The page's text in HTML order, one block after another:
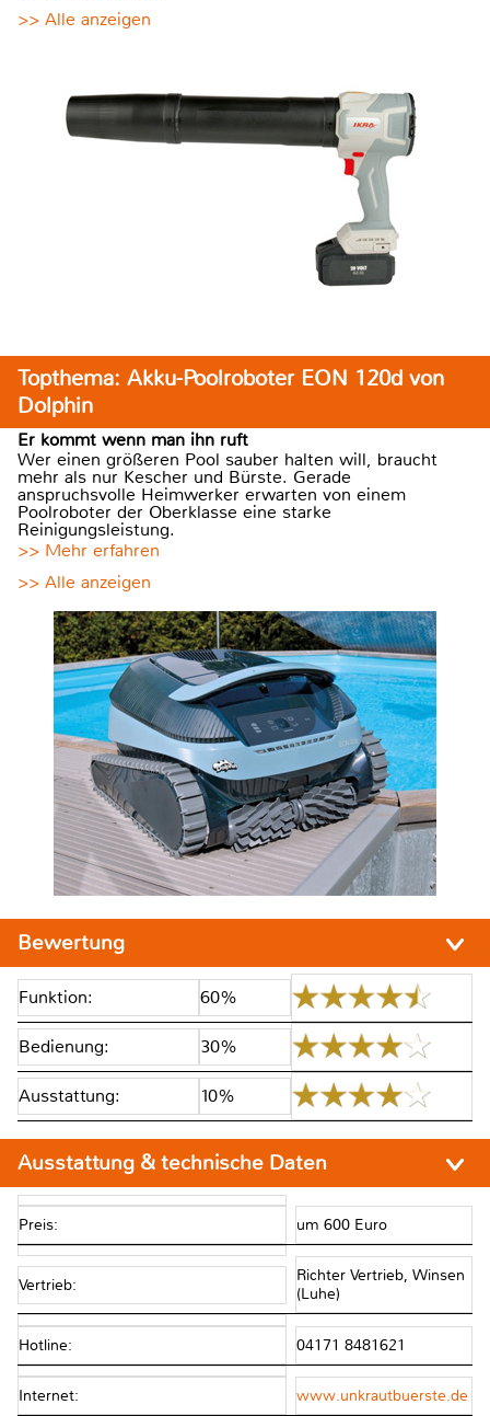
>> Alle anzeigen
Topthema: Akku-Poolroboter EON 120d von
Dolphin
Er kommt wenn man ihn ruft
Wer einen größeren Pool sauber halten will, braucht
mehr als nur Kescher und Bürste. Gerade
anspruchsvolle Heimwerker erwarten von einem
Poolroboter der Oberklasse eine starke
Reinigungsleistung.
>> Mehr erfahren
>> Alle anzeigen
Bewertung
Funktion: 60%
Bedienung: 30%
Ausstattung: 10%
Ausstattung & technische Daten
Preis: um 600 Euro
Vertrieb:
Richter Vertrieb, Winsen
(Luhe)
Hotline: 04171 8481621
Internet: www.unkrautbuerste.de